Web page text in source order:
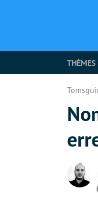
THÈMES